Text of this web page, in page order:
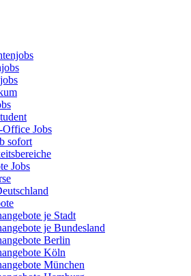
Office Jobs
sofort
Jobs
je Stadt
je Bundesland
Berlin
Köln
München